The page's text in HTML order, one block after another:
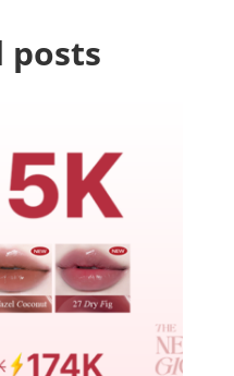
posts